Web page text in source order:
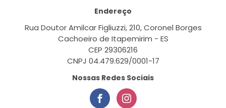
Endereço
Rua Doutor Amilcar Figliuzzi, 210, Coronel Borges
Cachoeiro de Itapemirim - ES
CEP 29306216
CNPJ 04.479.629/0001-17
Nossas Redes Sociais